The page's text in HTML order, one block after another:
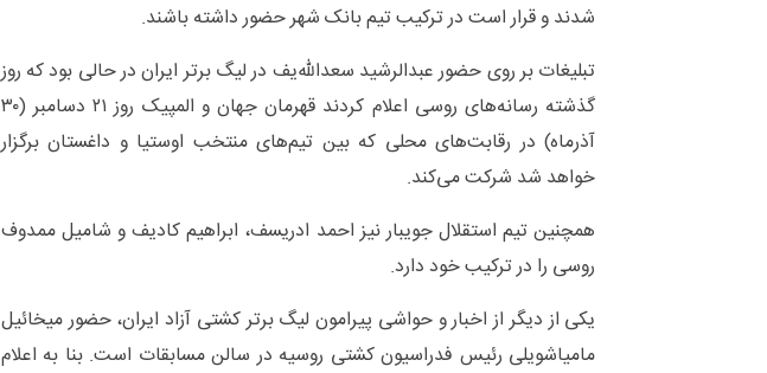
شدند و قرار است در ترکیب تیم بانک شهر حضور داشته باشند.
تبلیغات بر روی حضور عبدالرشید سعدالله‌یف در لیگ برتر ایران در حالی بود که روز
گذشته رسانه‌های روسی اعلام کردند قهرمان جهان و المپیک روز ۲۱ دسامبر (۳۰
آذرماه) در رقابت‌های محلی که بین تیم‌های منتخب اوستیا و داغستان برگزار
خواهد شد شرکت می‌کند.
همچنین تیم استقلال جویبار نیز احمد ادریسف، ابراهیم کادیف و شامیل ممدوف
روسی را در ترکیب خود دارد.
یکی از دیگر از اخبار و حواشی پیرامون لیگ برتر کشتی آزاد ایران، حضور میخائیل
مامیاشویلی رئیس فدراسیون کشتی روسیه در سالن مسابقات است. بنا به اعلام